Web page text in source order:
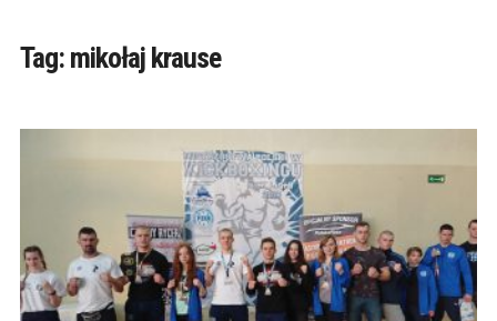
Tag: mikołaj krause